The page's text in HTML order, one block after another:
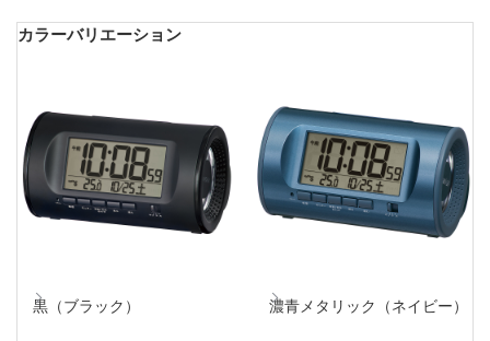
カラーバリエーション
黒（ブラック） 濃青メタリック（ネイビー）